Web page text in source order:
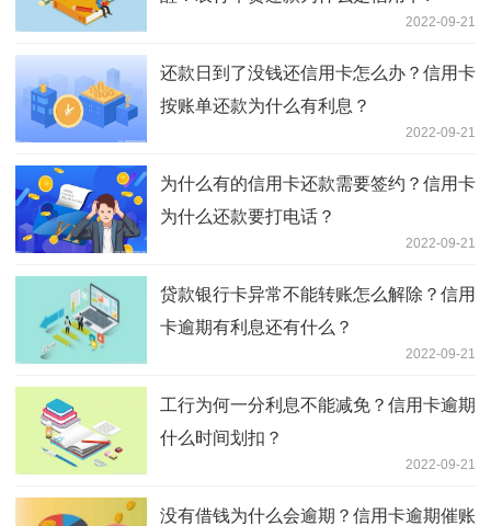
2022-09-21
还款日到了没钱还信用卡怎么办？信用卡
按账单还款为什么有利息？
2022-09-21
为什么有的信用卡还款需要签约？信用卡
为什么还款要打电话？
2022-09-21
贷款银行卡异常不能转账怎么解除？信用
卡逾期有利息还有什么？
2022-09-21
工行为何一分利息不能减免？信用卡逾期
什么时间划扣？
2022-09-21
没有借钱为什么会逾期？信用卡逾期催账